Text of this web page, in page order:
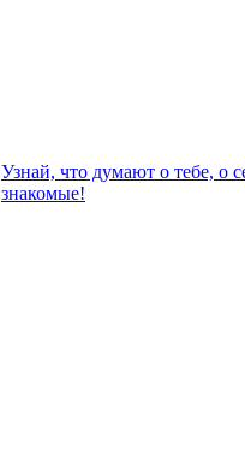
Узнай, что думают о тебе, о
знакомые!